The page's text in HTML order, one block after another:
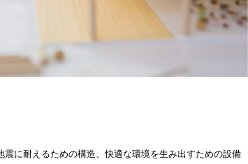
に耐えるための構造、快適な環境を生み出すための設備